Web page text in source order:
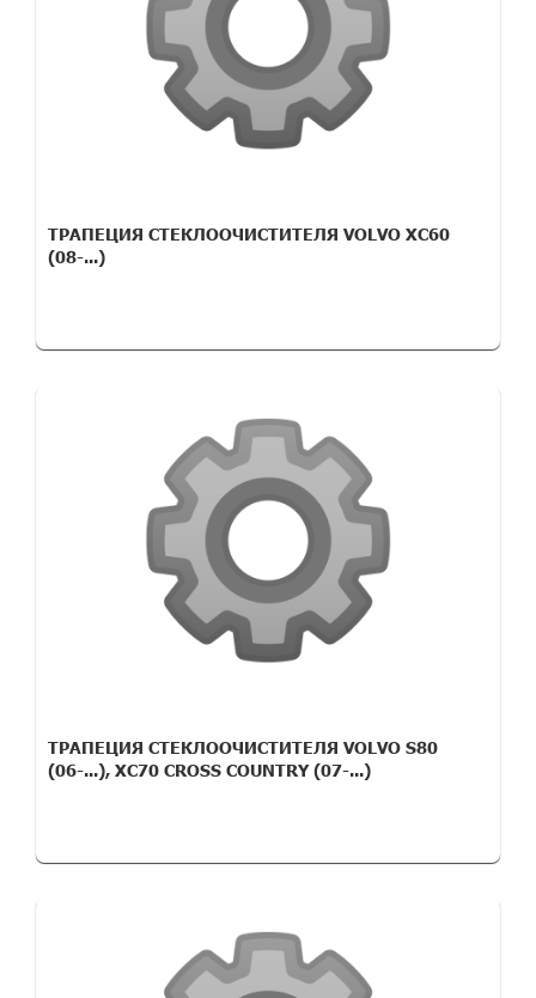
ТРАПЕЦИЯ СТЕКЛООЧИСТИТЕЛЯ VOLVO XC60
(08-...)
ТРАПЕЦИЯ СТЕКЛООЧИСТИТЕЛЯ VOLVO S80
(06-...), XC70 CROSS COUNTRY (07-...)